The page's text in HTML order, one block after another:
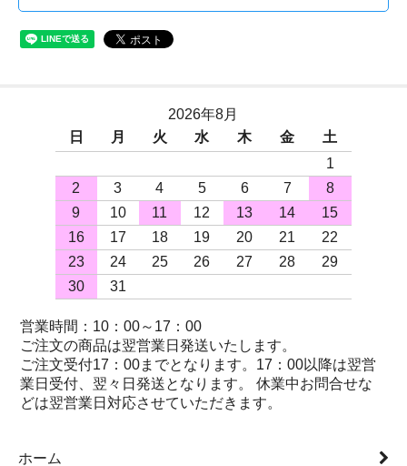
2026年8月
日
月 火 水 木 金
土
1
2
3 4 5 6 7
8
9
10 11 12 13 14
15
16
17 18 19 20 21
22
23
24 25 26 27 28
29
30
31
営業時間：10：00～17：00
ご注文の商品は翌営業日発送いたします。
ご注文受付17：00までとなります。17：00以降は翌営
業日受付、翌々日発送となります。 休業中お問合せな
どは翌営業日対応させていただきます。
ホーム